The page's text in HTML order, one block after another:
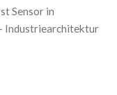
Sensor in
Industriearchitektur